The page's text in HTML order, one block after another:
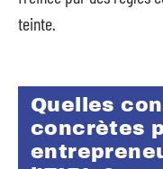
teinte.
Quelles
concrètes